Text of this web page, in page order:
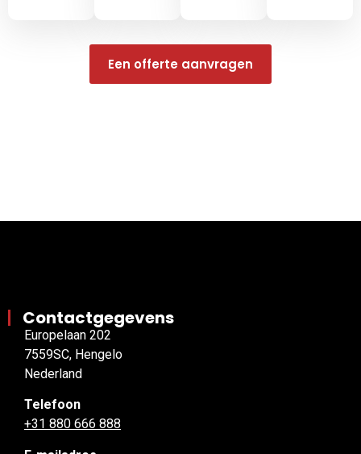
Een offerte aanvragen
Contactgegevens
Europelaan 202
7559SC, Hengelo
Nederland
Telefoon
+31 880 666 888